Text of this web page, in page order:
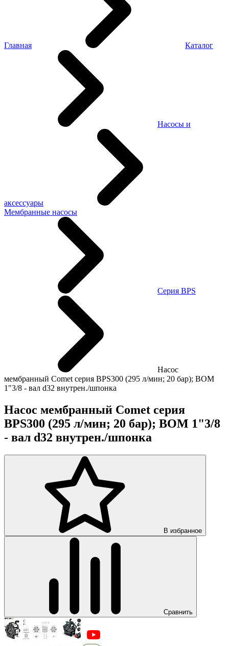
Главная Каталог
Насосы и
аксессуары
Мембранные насосы
Cерия BPS
Насос
мембранный Comet серия BPS300 (295 л/мин; 20 бар); ВОМ
1"3/8 - вал d32 внутрен./шпонка
Насос мембранный Comet серия
BPS300 (295 л/мин; 20 бар); ВОМ 1"3/8
- вал d32 внутрен./шпонка
В избранное
Сравнить